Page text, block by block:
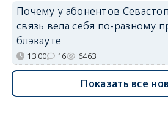
Почему у абонентов
связь вела себя по-разному
блэкауте
13:00 16 6463
Показать все